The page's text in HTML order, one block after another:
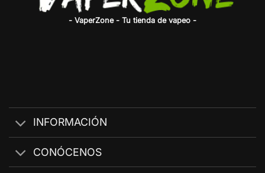
- VaperZone - Tu tienda de vapeo -
INFORMACIÓN
CONÓCENOS